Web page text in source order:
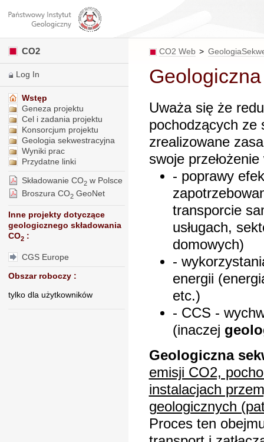
CO2 Web >
Uważa się że
pochodzących ze
zrealizowane
swoje
- poprawy
transporcie
usługach,
domowych)
-
energii
etc.)
- CCS -
(inaczej
Geologiczna
emisji CO2,
instalacjach
geologicznych
Proces ten
CO2
Log In
Wstęp
Geneza projektu
Cel i zadania projektu
Konsorcjum projektu
Geologia sekwestracyjna
Wyniki prac
Przydatne linki
Składowanie CO2w Polsce
Broszura CO2GeoNet
Inne projekty dotyczące
geologicznego składowania
CO2 :
CGS Europe
Obszar roboczy :
tylko dla użytkowników